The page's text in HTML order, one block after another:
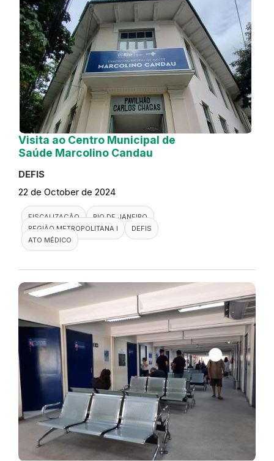
Visita ao Centro Municipal de
Saúde Marcolino Candau
DEFIS
22 de October de 2024
FISCALIZAÇÃO
RIO DE JANEIRO
REGIÃO METROPOLITANA I
DEFIS
ATO MÉDICO